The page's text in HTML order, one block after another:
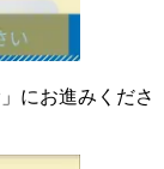
にお進みくださ